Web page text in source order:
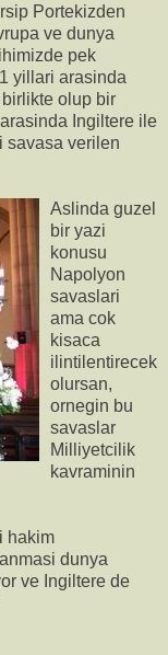
Portekizden
ve dunya
pek
yillari arasinda
olup bir
Ingiltere ile
savasa verilen
Aslinda guzel
bir yazi
konusu
Napolyon
savaslari
ama cok
kisaca
ilintilentirecek
olursan,
ornegin bu
savaslar
Milliyetcilik
kavraminin
hakim
dunya
ve Ingiltere de